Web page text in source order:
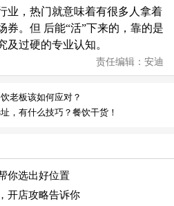
，热门就意味着有很多人拿着
券。但 后能“活”下来的，靠的是
及过硬的专业认知。
责任编辑：安迪
老板该如何应对？
，有什么技巧？餐饮干货！
你选出好位置
开店攻略告诉你